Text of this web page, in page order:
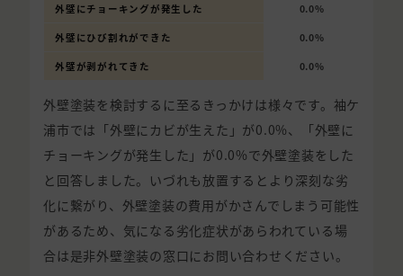
外壁にチョーキングが発生した 0.0%
外壁にひび割れができた 0.0%
外壁が剥がれてきた 0.0%
外壁塗装を検討するに至るきっかけは様々です。袖ケ
浦市では「外壁にカビが生えた」が0.0%、「外壁に
チョーキングが発生した」が0.0%で外壁塗装をした
と回答しました。いづれも放置するとより深刻な劣
化に繋がり、外壁塗装の費用がかさんでしまう可能性
があるため、気になる劣化症状があらわれている場
合は是非外壁塗装の窓口にお問い合わせください。